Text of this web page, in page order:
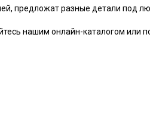
предложат разные детали под
нашим онлайн-каталогом или